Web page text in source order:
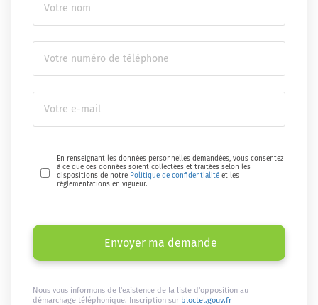
En renseignant les données personnelles demandées, vous consentez
à ce que ces données soient collectées et traitées selon les
dispositions de notre Politique de confidentialité et les
réglementations en vigueur.
Envoyer ma demande
Nous vous informons de l'existence de la liste d'opposition au
démarchage téléphonique. Inscription sur bloctel.gouv.fr